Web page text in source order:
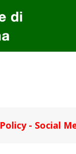
- Social